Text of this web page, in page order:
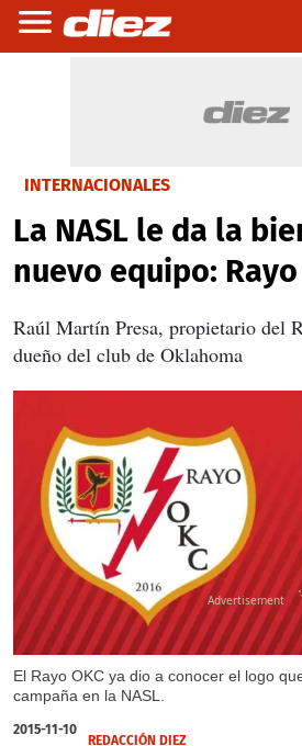
INTERNACIONALES
La NASL le da la
nuevo equipo: Rayo
Raúl Martín Presa, propietario del
dueño del club de Oklahoma
El Rayo OKC ya dio a conocer el logo
campaña en la NASL.
2015-11-10
REDACCIÓN DIEZ